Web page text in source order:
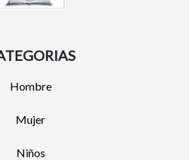
Hombre
Mujer
Niños